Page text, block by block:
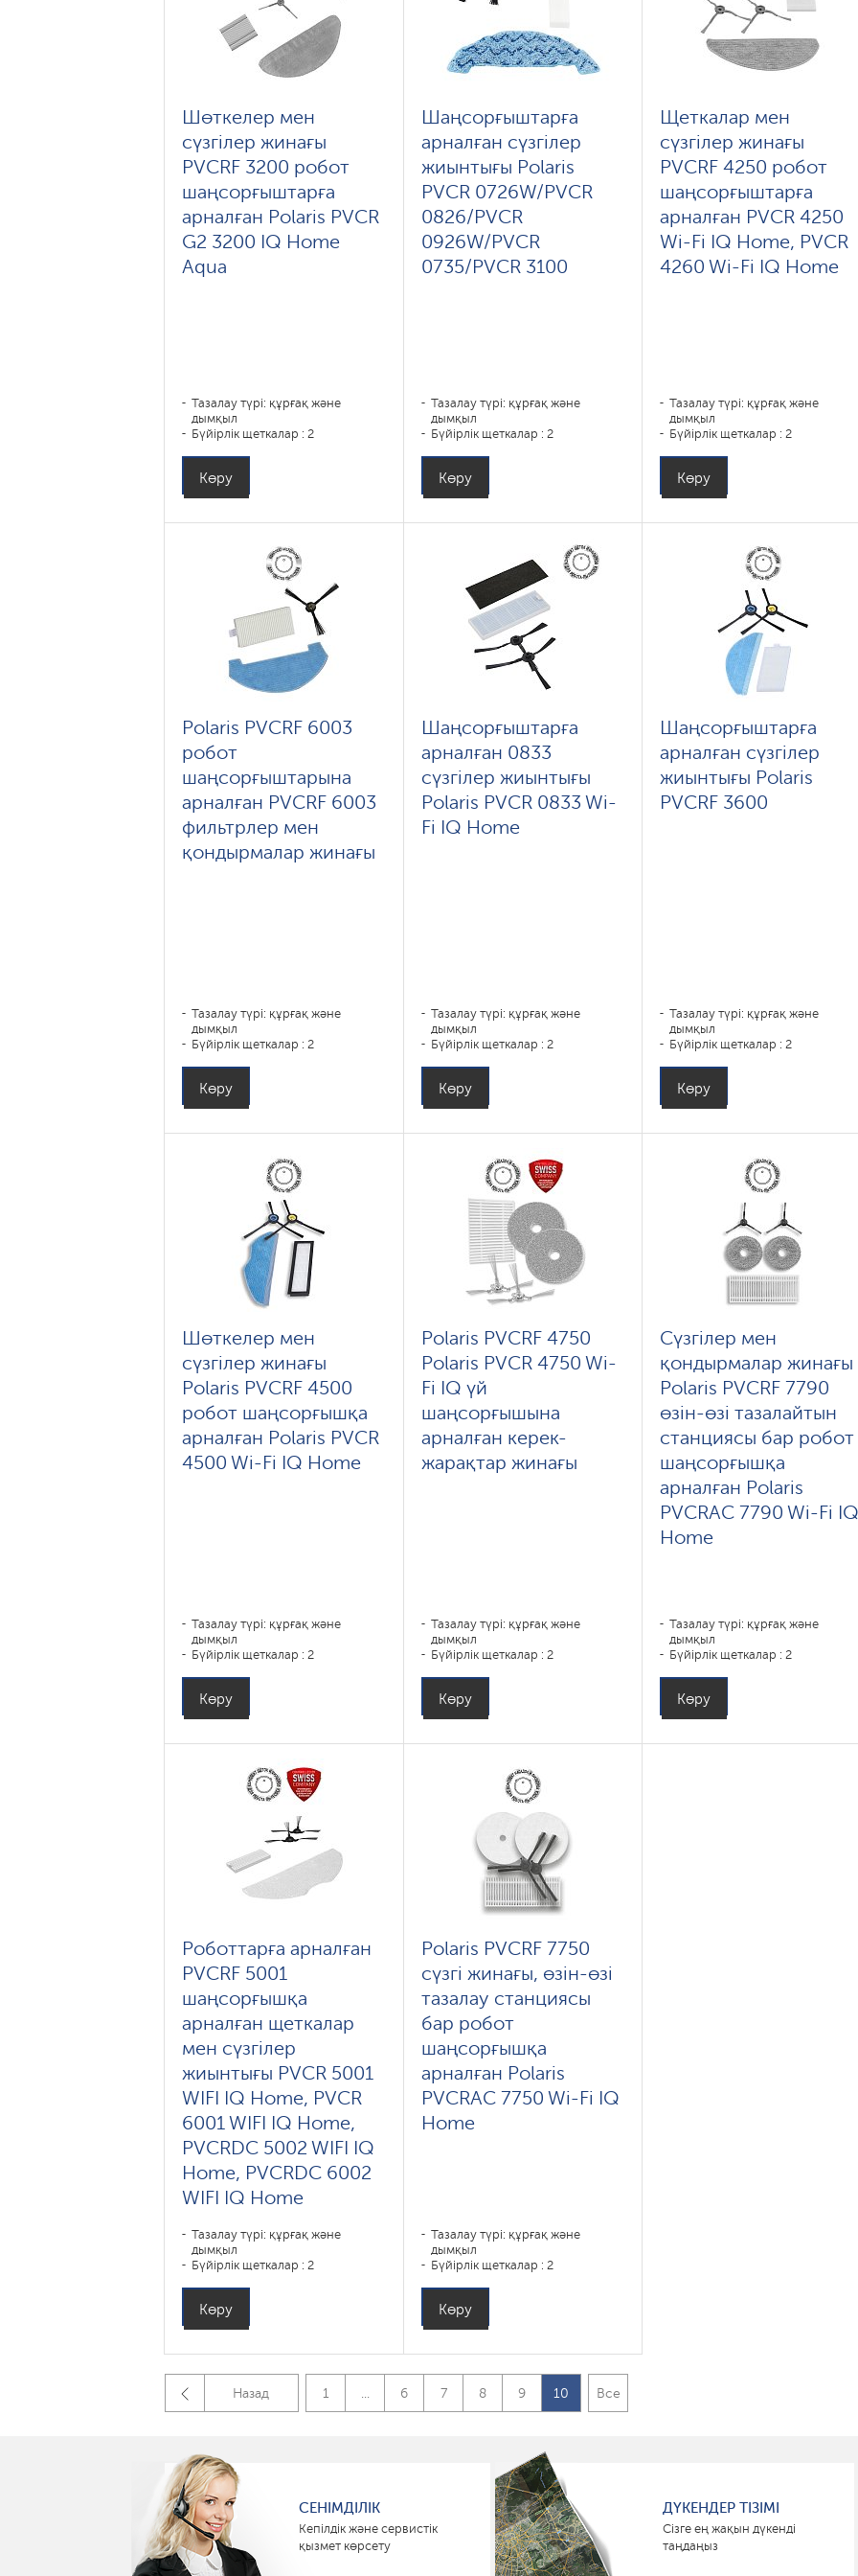
Шөткелер мен
сүзгілер жинағы
PVCRF 3200 робот
шаңсорғыштарға
арналған Polaris PVCR
G2 3200 IQ Home
Aqua
Тазалау түрі: құрғақ және
дымқыл
Бүйірлік щеткалар : 2
Көру
Шаңсорғыштарға
арналған сүзгілер
жиынтығы Polaris
PVCR 0726W/PVCR
0826/PVCR
0926W/PVCR
0735/PVCR 3100
Тазалау түрі: құрғақ және
дымқыл
Бүйірлік щеткалар : 2
Көру
Щеткалар мен
сүзгілер жинағы
PVCRF 4250 робот
шаңсорғыштарға
арналған PVCR 4250
Wi-Fi IQ Home, PVCR
4260 Wi-Fi IQ Home
Тазалау түрі: құрғақ және
дымқыл
Бүйірлік щеткалар : 2
Көру
Polaris PVCRF 6003
робот
шаңсорғыштарына
арналған PVCRF 6003
фильтрлер мен
қондырмалар жинағы
Тазалау түрі: құрғақ және
дымқыл
Бүйірлік щеткалар : 2
Көру
Шаңсорғыштарға
арналған 0833
сүзгілер жиынтығы
Polaris PVCR 0833 Wi-
Fi IQ Home
Тазалау түрі: құрғақ және
дымқыл
Бүйірлік щеткалар : 2
Көру
Шаңсорғыштарға
арналған сүзгілер
жиынтығы Polaris
PVCRF 3600
Тазалау түрі: құрғақ және
дымқыл
Бүйірлік щеткалар : 2
Көру
Шөткелер мен
сүзгілер жинағы
Polaris PVCRF 4500
робот шаңсорғышқа
арналған Polaris PVCR
4500 Wi-Fi IQ Home
Тазалау түрі: құрғақ және
дымқыл
Бүйірлік щеткалар : 2
Көру
Polaris PVCRF 4750
Polaris PVCR 4750 Wi-
Fi IQ үй
шаңсорғышына
арналған керек-
жарақтар жинағы
Тазалау түрі: құрғақ және
дымқыл
Бүйірлік щеткалар : 2
Көру
Сүзгілер мен
қондырмалар жинағы
Polaris PVCRF 7790
өзін-өзі тазалайтын
станциясы бар робот
шаңсорғышқа
арналған Polaris
PVCRAC 7790 Wi-Fi
Home
Тазалау түрі: құрғақ және
дымқыл
Бүйірлік щеткалар : 2
Көру
Роботтарға арналған
PVCRF 5001
шаңсорғышқа
арналған щеткалар
мен сүзгілер
жиынтығы PVCR 5001
WIFI IQ Home, PVCR
6001 WIFI IQ Home,
PVCRDC 5002 WIFI IQ
Home, PVCRDC 6002
WIFI IQ Home
Тазалау түрі: құрғақ және
дымқыл
Бүйірлік щеткалар : 2
Көру
Polaris PVCRF 7750
сүзгі жинағы, өзін-өзі
тазалау станциясы
бар робот
шаңсорғышқа
арналған Polaris
PVCRAC 7750 Wi-Fi IQ
Home
Тазалау түрі: құрғақ және
дымқыл
Бүйірлік щеткалар : 2
Көру
Назад 1 ... 6 7 8 9 10 Все
СЕНІМДІЛІК
Кепілдік және сервистік
қызмет көрсету
ДҮКЕНДЕР ТІЗІМІ
Сізге ең жақын дүкенді
таңдаңыз